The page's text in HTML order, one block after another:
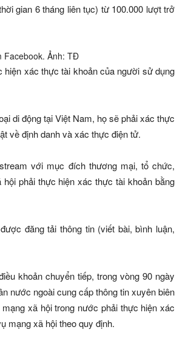
gian 6 tháng liên tục) từ 100.000 lượt trở
Facebook. Ảnh: TĐ
xác thực tài khoản của người sử dụng
di động tại Việt Nam, họ sẽ phải xác thực
về định danh và xác thực điện tử.
với mục đích thương mại, tổ chức,
phải thực hiện xác thực tài khoản bằng
đăng tải thông tin (viết bài, bình luận,
khoản chuyển tiếp, trong vòng 90 ngày
nước ngoài cung cấp thông tin xuyên biên
xã hội trong nước phải thực hiện xác
mạng xã hội theo quy định.